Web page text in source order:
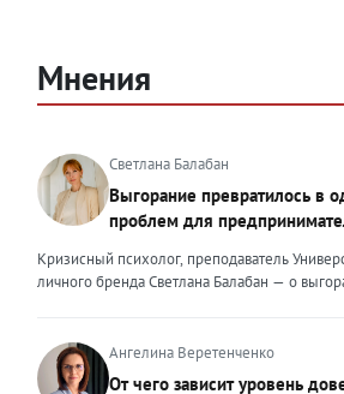
Мнения
Светлана Балабан
Выгорание превратилось в
проблем для
Кризисный психолог, преподаватель
личного бренда Светлана Балабан — о
проблемой, однако выгорание у
отличается от выгорания у наёмных
Ангелина Веретенченко
От чего зависит уровень